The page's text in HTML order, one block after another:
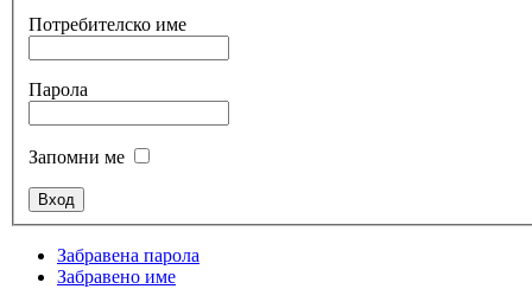
Потребителско име
Парола
Запомни ме
Забравена парола
Забравено име